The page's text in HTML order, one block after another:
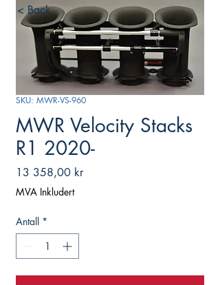
SKU: MWR-VS-960
MWR Velocity Stacks
R1 2020-
13 358,00 krPris
MVA Inkludert
Antall *
< Back